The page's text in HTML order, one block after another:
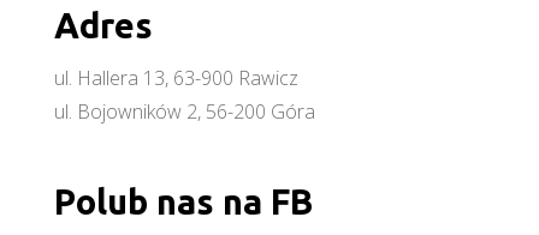
Adres
ul. Hallera 13, 63-900 Rawicz
ul. Bojowników 2, 56-200 Góra
Polub nas na FB